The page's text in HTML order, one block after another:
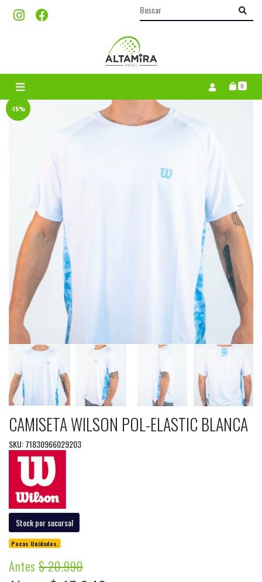
0
-15%
CAMISETA WILSON POL-ELASTIC BLANCA
SKU: 71830966029203
Stock por sucursal
Pocas Unidades.
Antes$ 20.990